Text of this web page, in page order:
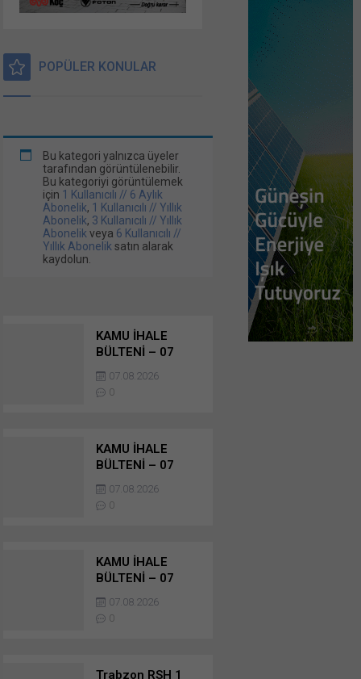
POPÜLER KONULAR
Bu kategori yalnızca üyeler
tarafından görüntülenebilir.
Bu kategoriyi görüntülemek
için 1 Kullanıcılı // 6 Aylık
Abonelik, 1 Kullanıcılı // Yıllık
Abonelik, 3 Kullanıcılı // Yıllık
Abonelik veya 6 Kullanıcılı //
Yıllık Abonelik satın alarak
kaydolun.
KAMU İHALE
BÜLTENİ – 07
AĞUSTOS 2026 –
DANIŞMANLIK
HİZMET ALIMI
07.08.2026
0
KAMU İHALE
BÜLTENİ – 07
AĞUSTOS 2026 –
HİZMET ALIMI
İHALELERİ
07.08.2026
0
KAMU İHALE
BÜLTENİ – 07
AĞUSTOS 2026 –
HİZMET ALIMI
İHALELERİ
07.08.2026
0
Trabzon RSH 1